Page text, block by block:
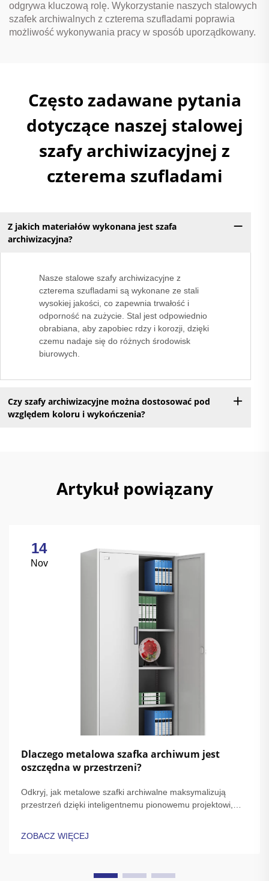
odgrywa kluczową rolę. Wykorzystanie naszych stalowych
szafek archiwalnych z czterema szufladami poprawia
możliwość wykonywania pracy w sposób uporządkowany.
Często zadawane pytania
dotyczące naszej stalowej
szafy archiwizacyjnej z
czterema szufladami
Z jakich materiałów wykonana jest szafa
archiwizacyjna?
Nasze stalowe szafy archiwizacyjne z
czterema szufladami są wykonane ze stali
wysokiej jakości, co zapewnia trwałość i
odporność na zużycie. Stal jest odpowiednio
obrabiana, aby zapobiec rdzy i korozji, dzięki
czemu nadaje się do różnych środowisk
biurowych.
Czy szafy archiwizacyjne można dostosować pod
względem koloru i wykończenia?
Artykuł powiązany
14
Nov
Dlaczego metalowa szafka archiwum jest
oszczędna w przestrzeni?
Odkryj, jak metalowe szafki archiwalne maksymalizują
przestrzeń dzięki inteligentnemu pionowemu projektowi,
ZOBACZ WIĘCEJ